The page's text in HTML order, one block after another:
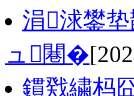
涓浗鐢
ュ闀�
鏆戣繍杩